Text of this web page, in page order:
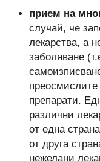
прием на
случай, че
лекарства, а
заболяване
преосмислите
препарати.
различни
от една
от друга
нежелани